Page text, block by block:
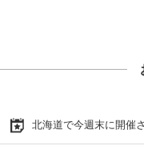
北海道で今週末に開催